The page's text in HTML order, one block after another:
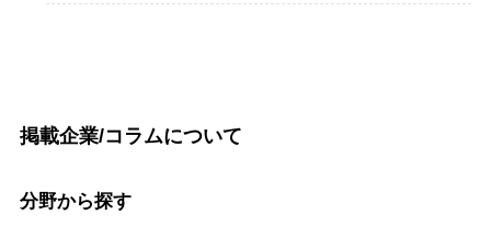
掲載企業/コラムについて
分野から探す